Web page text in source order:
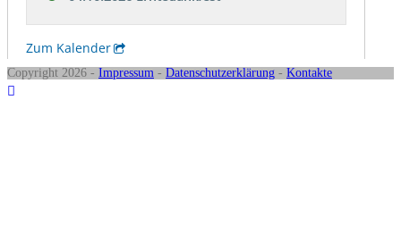
Copyright 2026 - Impressum - Datenschutzerklärung - Kontakte